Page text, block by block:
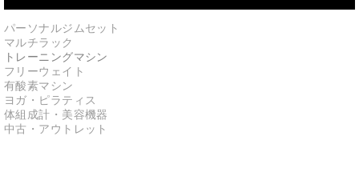
パーソナルジムセット
マルチラック
トレーニングマシン
フリーウェイト
有酸素マシン
ヨガ・ピラティス
体組成計・美容機器
中古・アウトレット